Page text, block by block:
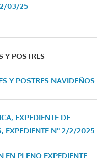
2/03/25 –
Y POSTRES
Y POSTRES NAVIDEÑOS
EXPEDIENTE DE
EXPEDIENTE Nº 2/2/2025
PLENO EXPEDIENTE